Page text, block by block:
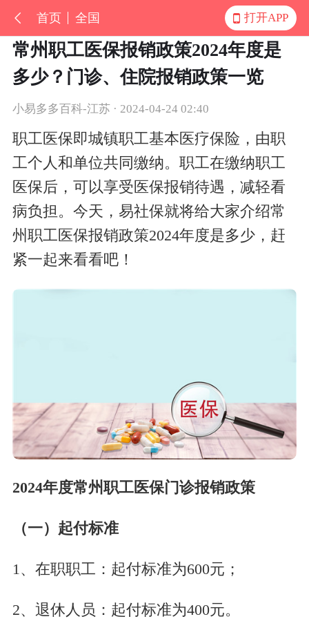
首页 全国 打开APP
常州职工医保报销政策2024年度是
多少？门诊、住院报销政策一览
小易多多百科-江苏 · 2024-04-24 02:40
职工医保即城镇职工基本医疗保险，由职
工个人和单位共同缴纳。职工在缴纳职工
医保后，可以享受医保报销待遇，减轻看
病负担。今天，易社保就将给大家介绍常
州职工医保报销政策2024年度是多少，赶
紧一起来看看吧！
2024年度常州职工医保门诊报销政策
（一）起付标准
1、在职职工：起付标准为600元；
2、退休人员：起付标准为400元。